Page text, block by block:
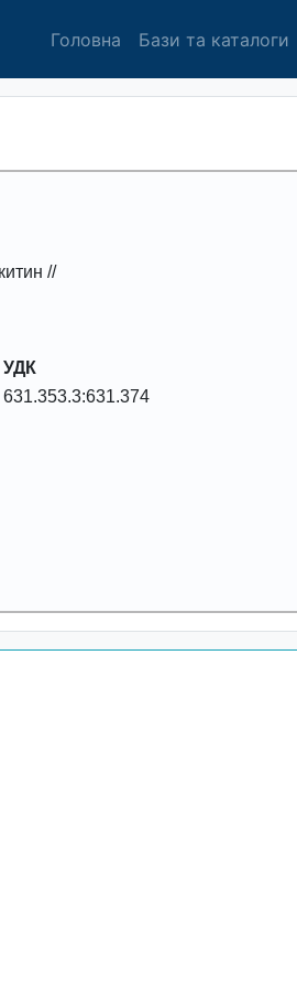
Головна Бази та каталоги
//
УДК
631.353.3:631.374